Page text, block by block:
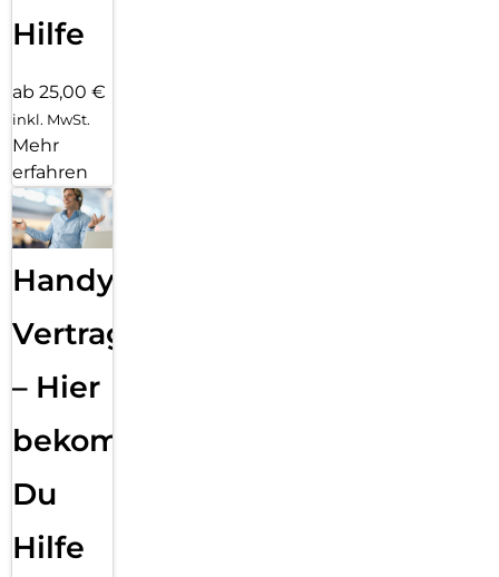
Hilfe
ab 25,00 €
inkl. MwSt.
Mehr
erfahren
Handy
Vertragsabwicklung
– Hier
bekommst
Du
Hilfe